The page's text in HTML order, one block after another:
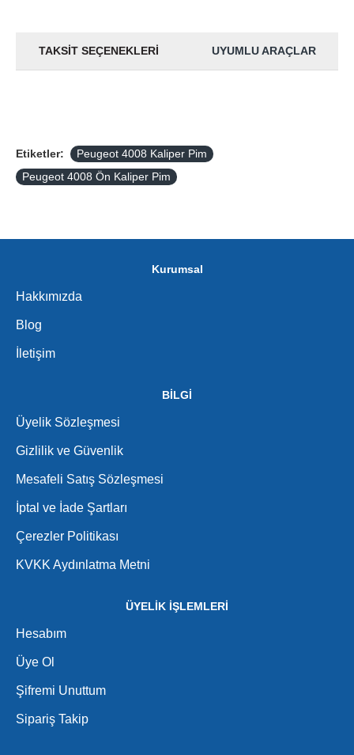
TAKSIT SEÇENEKLERI UYUMLU ARAÇLAR
Etiketler:
Peugeot 4008 Kaliper Pim
Peugeot 4008 Ön Kaliper Pim
Kurumsal
Hakkımızda
Blog
İletişim
BİLGİ
Üyelik Sözleşmesi
Gizlilik ve Güvenlik
Mesafeli Satış Sözleşmesi
İptal ve İade Şartları
Çerezler Politikası
KVKK Aydınlatma Metni
ÜYELİK İŞLEMLERİ
Hesabım
Üye Ol
Şifremi Unuttum
Sipariş Takip